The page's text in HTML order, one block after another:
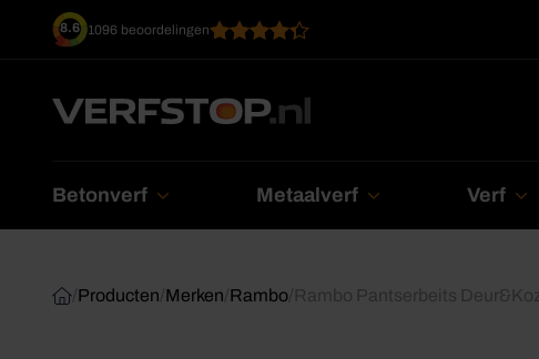
8.6 1096 beoordelingen
Betonverf Metaalverf Verf
Producten Merken Rambo Rambo Pantserbeits